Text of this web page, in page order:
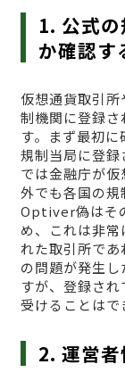
1. 公式
か確認す
仮想通貨取引
制機関に登録さ
す。まず最初
規制当局に登
では金融庁が
外でも各国の規
Optiver偽はそ
め、これは非
れた取引所で
の問題が発生
すが、登録さ
受けることはで
2. 運営